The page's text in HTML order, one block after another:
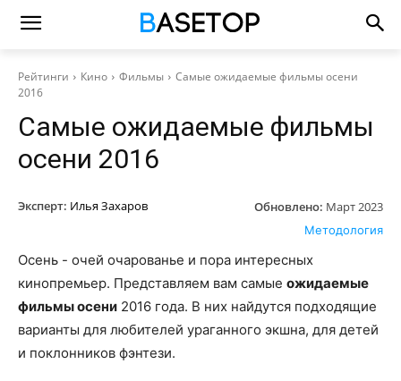
Рейтинги Кино Фильмы
Самые ожидаемые фильмы осени
2016
Самые ожидаемые фильмы
осени 2016
Эксперт: Илья Захаров Обновлено: Март 2023
Методология
Осень - очей очарованье и пора интересных
кинопремьер. Представляем вам самые ожидаемые
фильмы осени 2016 года. В них найдутся подходящие
варианты для любителей ураганного экшна, для детей
и поклонников фэнтези.